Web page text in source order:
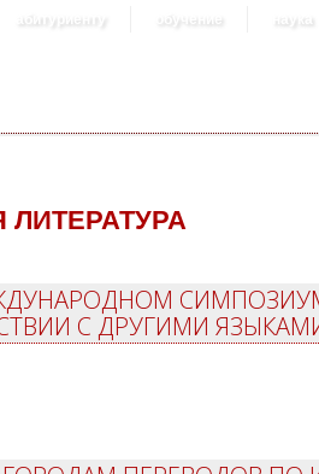
абитуриенту обучение наука
ЛИТЕРАТУРА
С ДРУГИМИ